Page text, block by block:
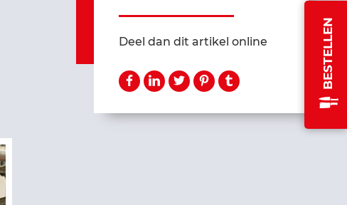
BESTELLEN
Deel dan dit artikel online